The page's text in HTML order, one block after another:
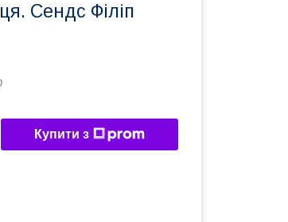
Сендс Філіп
Купити з